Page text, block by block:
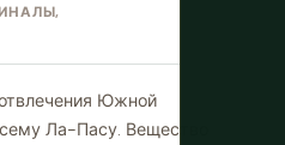
Южной
Ла-Пасу. Вещество